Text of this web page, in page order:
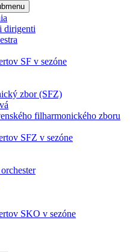
dirigenti
SF v sezóne
zbor (SFZ)
filharmonického zboru
SFZ v sezóne
SKO v sezóne